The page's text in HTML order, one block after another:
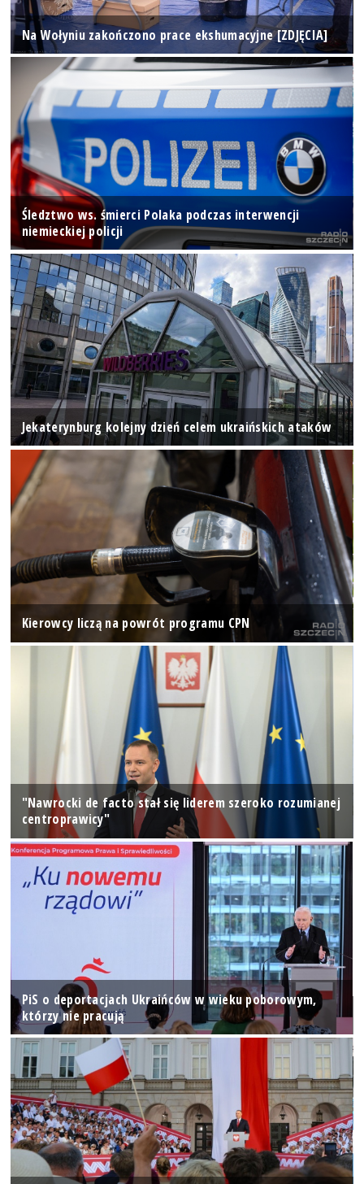
Na Wołyniu zakończono prace ekshumacyjne [ZDJĘCIA]
Śledztwo ws. śmierci Polaka podczas interwencji
niemieckiej policji
Jekaterynburg kolejny dzień celem ukraińskich ataków
Kierowcy liczą na powrót programu CPN
"Nawrocki de facto stał się liderem szeroko rozumianej
centroprawicy"
PiS o deportacjach Ukraińców w wieku poborowym,
którzy nie pracują